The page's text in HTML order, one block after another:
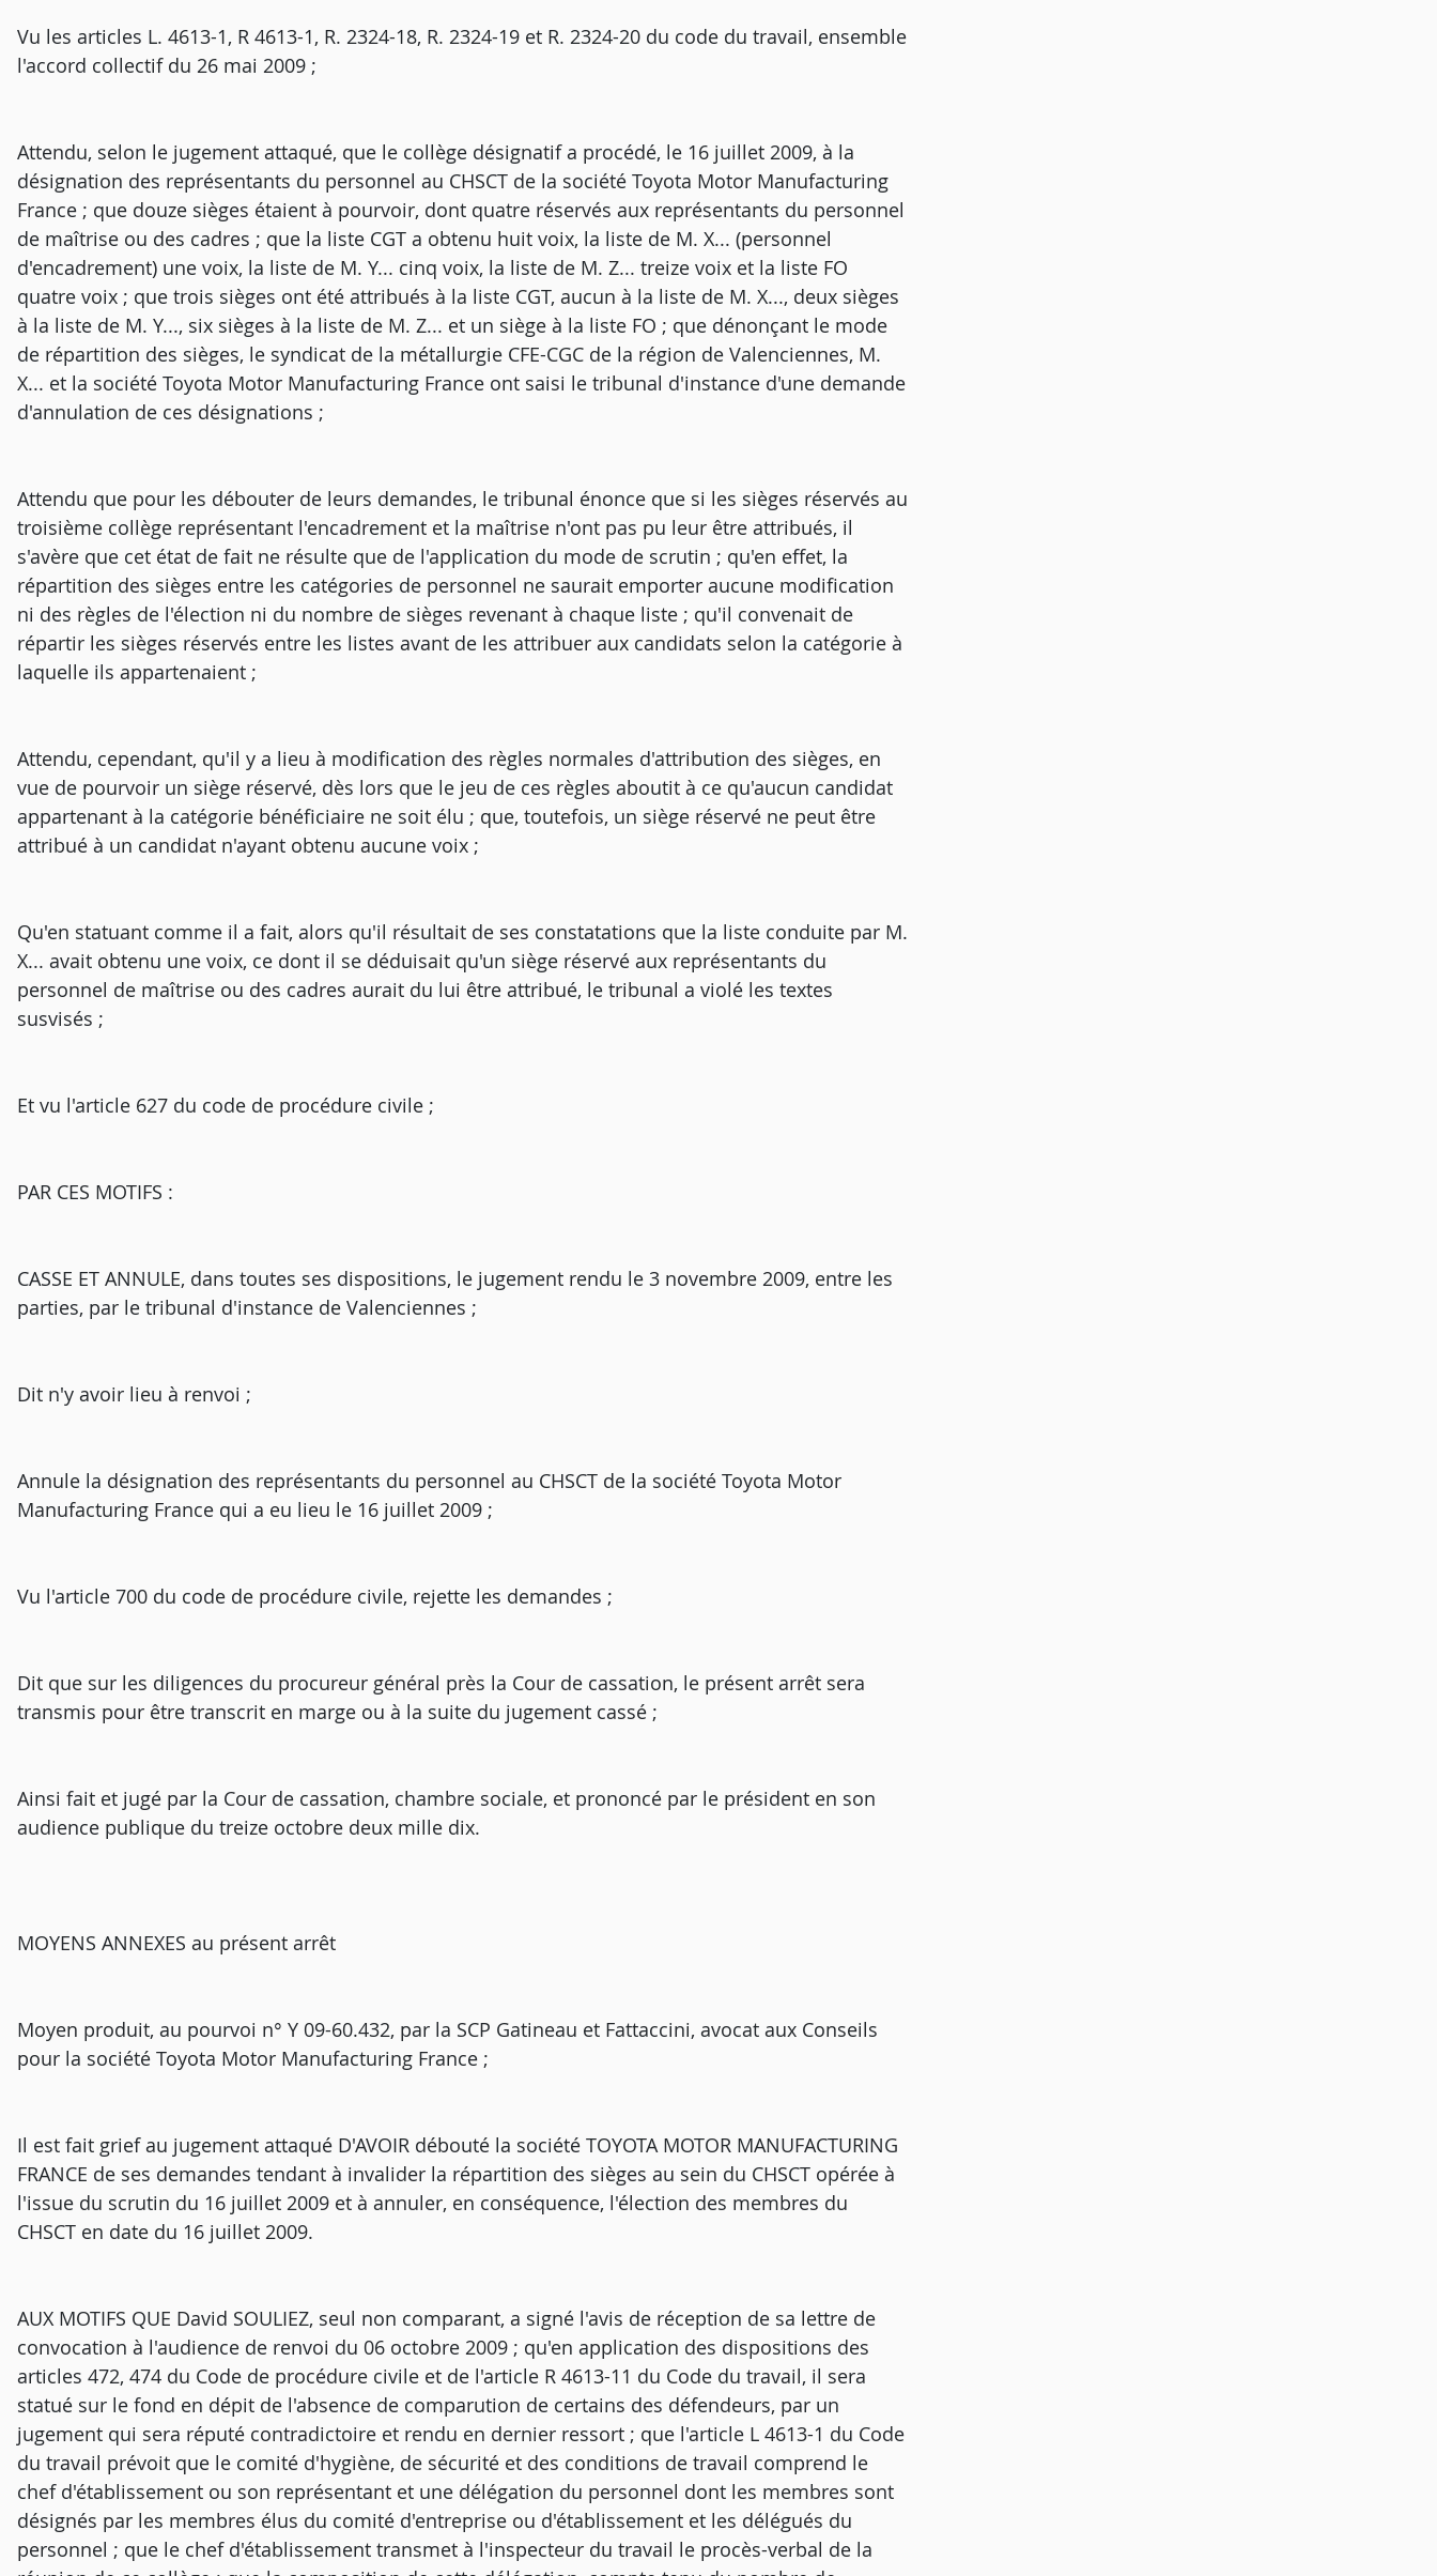
Vu les articles L. 4613-1, R 4613-1, R. 2324-18, R. 2324-19 et R. 2324-20 du code du travail, ensemble
l'accord collectif du 26 mai 2009 ;
Attendu, selon le jugement attaqué, que le collège désignatif a procédé, le 16 juillet 2009, à la
désignation des représentants du personnel au CHSCT de la société Toyota Motor Manufacturing
France ; que douze sièges étaient à pourvoir, dont quatre réservés aux représentants du personnel
de maîtrise ou des cadres ; que la liste CGT a obtenu huit voix, la liste de M. X... (personnel
d'encadrement) une voix, la liste de M. Y... cinq voix, la liste de M. Z... treize voix et la liste FO
quatre voix ; que trois sièges ont été attribués à la liste CGT, aucun à la liste de M. X..., deux sièges
à la liste de M. Y..., six sièges à la liste de M. Z... et un siège à la liste FO ; que dénonçant le mode
de répartition des sièges, le syndicat de la métallurgie CFE-CGC de la région de Valenciennes, M.
X... et la société Toyota Motor Manufacturing France ont saisi le tribunal d'instance d'une demande
d'annulation de ces désignations ;
Attendu que pour les débouter de leurs demandes, le tribunal énonce que si les sièges réservés au
troisième collège représentant l'encadrement et la maîtrise n'ont pas pu leur être attribués, il
s'avère que cet état de fait ne résulte que de l'application du mode de scrutin ; qu'en effet, la
répartition des sièges entre les catégories de personnel ne saurait emporter aucune modification
ni des règles de l'élection ni du nombre de sièges revenant à chaque liste ; qu'il convenait de
répartir les sièges réservés entre les listes avant de les attribuer aux candidats selon la catégorie à
laquelle ils appartenaient ;
Attendu, cependant, qu'il y a lieu à modification des règles normales d'attribution des sièges, en
vue de pourvoir un siège réservé, dès lors que le jeu de ces règles aboutit à ce qu'aucun candidat
appartenant à la catégorie bénéficiaire ne soit élu ; que, toutefois, un siège réservé ne peut être
attribué à un candidat n'ayant obtenu aucune voix ;
Qu'en statuant comme il a fait, alors qu'il résultait de ses constatations que la liste conduite par M.
X... avait obtenu une voix, ce dont il se déduisait qu'un siège réservé aux représentants du
personnel de maîtrise ou des cadres aurait du lui être attribué, le tribunal a violé les textes
susvisés ;
Et vu l'article 627 du code de procédure civile ;
PAR CES MOTIFS :
CASSE ET ANNULE, dans toutes ses dispositions, le jugement rendu le 3 novembre 2009, entre les
parties, par le tribunal d'instance de Valenciennes ;
Dit n'y avoir lieu à renvoi ;
Annule la désignation des représentants du personnel au CHSCT de la société Toyota Motor
Manufacturing France qui a eu lieu le 16 juillet 2009 ;
Vu l'article 700 du code de procédure civile, rejette les demandes ;
Dit que sur les diligences du procureur général près la Cour de cassation, le présent arrêt sera
transmis pour être transcrit en marge ou à la suite du jugement cassé ;
Ainsi fait et jugé par la Cour de cassation, chambre sociale, et prononcé par le président en son
audience publique du treize octobre deux mille dix.
MOYENS ANNEXES au présent arrêt
Moyen produit, au pourvoi n° Y 09-60.432, par la SCP Gatineau et Fattaccini, avocat aux Conseils
pour la société Toyota Motor Manufacturing France ;
Il est fait grief au jugement attaqué D'AVOIR débouté la société TOYOTA MOTOR MANUFACTURING
FRANCE de ses demandes tendant à invalider la répartition des sièges au sein du CHSCT opérée à
l'issue du scrutin du 16 juillet 2009 et à annuler, en conséquence, l'élection des membres du
CHSCT en date du 16 juillet 2009.
AUX MOTIFS QUE David SOULIEZ, seul non comparant, a signé l'avis de réception de sa lettre de
convocation à l'audience de renvoi du 06 octobre 2009 ; qu'en application des dispositions des
articles 472, 474 du Code de procédure civile et de l'article R 4613-11 du Code du travail, il sera
statué sur le fond en dépit de l'absence de comparution de certains des défendeurs, par un
jugement qui sera réputé contradictoire et rendu en dernier ressort ; que l'article L 4613-1 du Code
du travail prévoit que le comité d'hygiène, de sécurité et des conditions de travail comprend le
chef d'établissement ou son représentant et une délégation du personnel dont les membres sont
désignés par les membres élus du comité d'entreprise ou d'établissement et les délégués du
personnel ; que le chef d'établissement transmet à l'inspecteur du travail le procès-verbal de la